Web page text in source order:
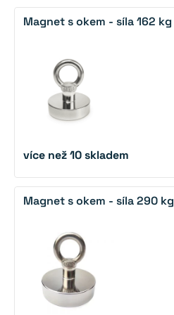
Magnet s okem - síla 162 kg
více než 10 skladem
Magnet s okem - síla 290 kg